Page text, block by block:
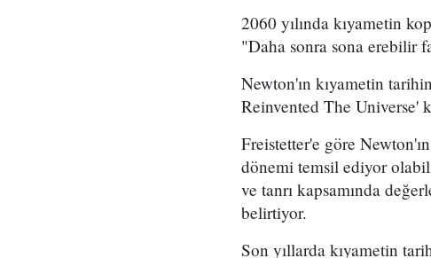
2060 yılında kıyametin
"Daha sonra sona erebilir
Newton'ın kıyametin
Reinvented The Universe'
Freistetter'e göre
dönemi temsil ediyor
ve tanrı kapsamında
belirtiyor.
Son yıllarda kıyametin